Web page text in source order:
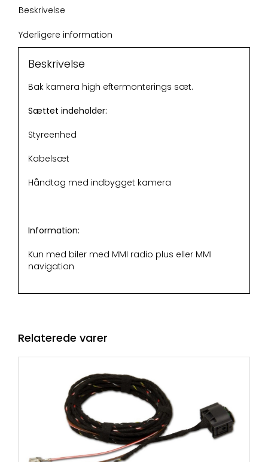
Beskrivelse
Yderligere information
Beskrivelse
Bak kamera high eftermonterings sæt.
Sættet indeholder:
Styreenhed
Kabelsæt
Håndtag med indbygget kamera
Information:
Kun med biler med MMI radio plus eller MMI
navigation
Relaterede varer